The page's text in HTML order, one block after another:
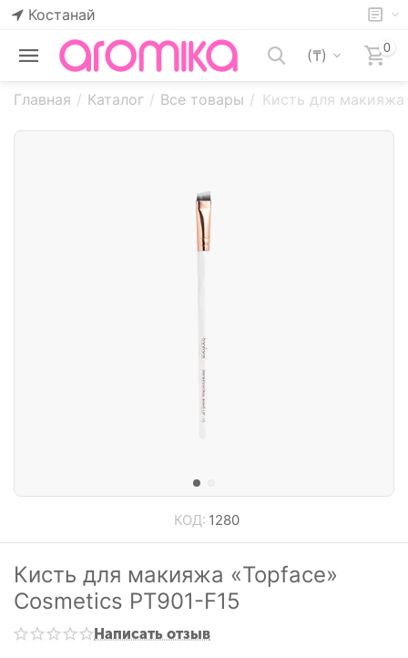
Костанай
(₸) 0
Главная / Каталог / Все товары / Кисть для
КОД: 1280
Кисть для макияжа «Topface»
Cosmetics РТ901-F15
Написать отзыв